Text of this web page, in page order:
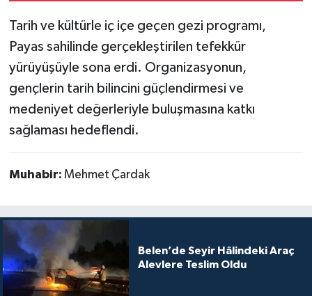
Tarih ve kültürle iç içe geçen gezi programı,
Payas sahilinde gerçekleştirilen tefekkür
yürüyüşüyle sona erdi. Organizasyonun,
gençlerin tarih bilincini güçlendirmesi ve
medeniyet değerleriyle buluşmasına katkı
sağlaması hedeflendi.
Muhabir: Mehmet Çardak
Belen’de Seyir Hâlindeki Araç
Alevlere Teslim Oldu